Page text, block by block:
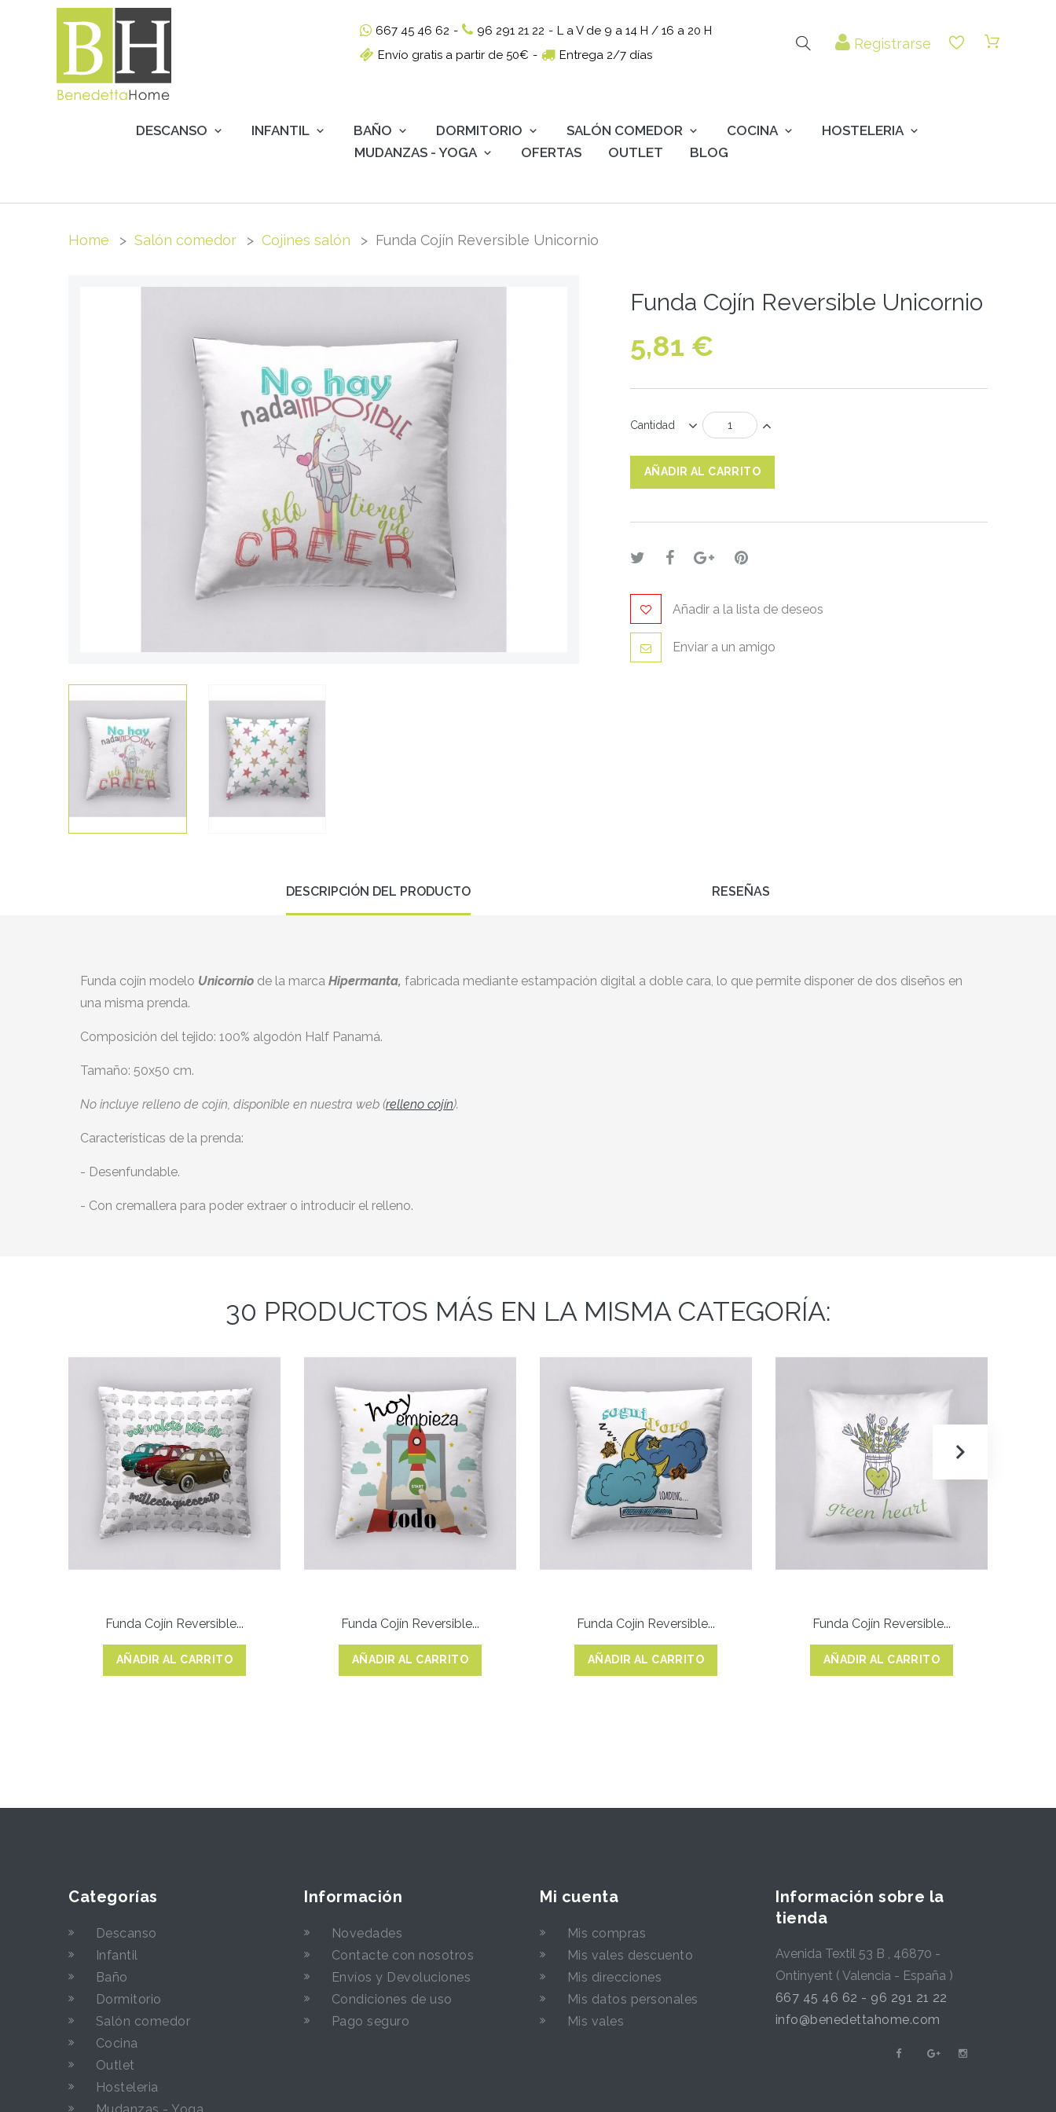
667 45 46 62 - 96 291 21 22 - L a V de 9 a 14 H / 16 a 20 H
Envío gratis a partir de 50€ - Entrega 2/7 días
Registrarse
DESCANSO INFANTIL BAÑO DORMITORIO SALÓN COMEDOR COCINA
HOSTELERIA
MUDANZAS - YOGA
OFERTAS OUTLET BLOG
Home Salón comedor Cojines salón Funda Cojín Reversible Unicornio
Funda Cojín Reversible Unicornio
5,81 €
Cantidad
AÑADIR AL CARRITO
Añadir a la lista de deseos
Enviar a un amigo
DESCRIPCIÓN DEL PRODUCTO RESEÑAS
Funda cojín modelo Unicornio de la marca Hipermanta, fabricada mediante estampación digital a doble cara, lo que permite disponer de dos diseños en
una misma prenda.
Composición del tejido: 100% algodón Half Panamá.
Tamaño: 50x50 cm.
No incluye relleno de cojín, disponible en nuestra web (relleno cojín).
Características de la prenda:
- Desenfundable.
- Con cremallera para poder extraer o introducir el relleno.
30 PRODUCTOS MÁS EN LA MISMA CATEGORÍA:
Funda Cojín Reversible...
AÑADIR AL CARRITO
Funda Cojín Reversible...
AÑADIR AL CARRITO
Funda Cojín Reversible...
AÑADIR AL CARRITO
Funda Cojín Reversible...
AÑADIR AL CARRITO
Categorías
Descanso
Infantil
Baño
Dormitorio
Salón comedor
Cocina
Outlet
Hosteleria
Mudanzas - Yoga
Información
Novedades
Contacte con nosotros
Envíos y Devoluciones
Condiciones de uso
Pago seguro
Mi cuenta
Mis compras
Mis vales descuento
Mis direcciones
Mis datos personales
Mis vales
Información sobre la
tienda
Avenida Textil 53 B , 46870 -
Ontinyent ( Valencia - España )
667 45 46 62 - 96 291 21 22
info@benedettahome.com